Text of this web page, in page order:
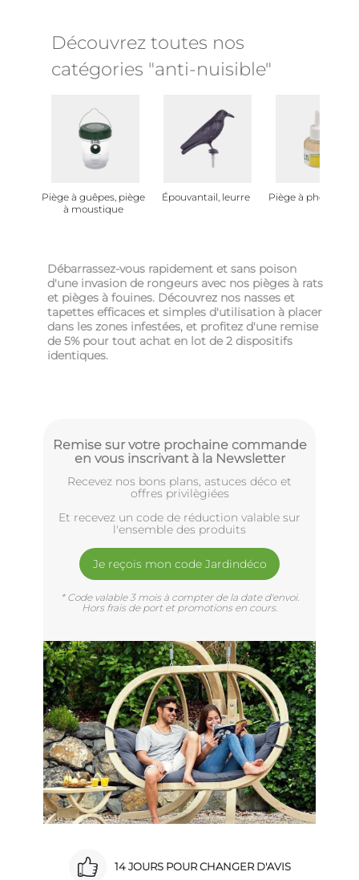
Découvrez toutes nos
catégories "anti-nuisible"
Piège à guêpes, piège
à moustique
Épouvantail, leurre Piège à
Débarrassez-vous rapidement et sans poison
d'une invasion de rongeurs avec nos pièges à rats
et pièges à fouines. Découvrez nos nasses et
tapettes efficaces et simples d'utilisation à placer
dans les zones infestées, et profitez d'une remise
de 5% pour tout achat en lot de 2 dispositifs
identiques.
Remise sur votre prochaine commande
en vous inscrivant à la Newsletter
Recevez nos bons plans, astuces déco et
offres privilègiées
Et recevez un code de réduction valable sur
l'ensemble des produits
Je reçois mon code Jardindéco
* Code valable 3 mois à compter de la date d'envoi.
Hors frais de port et promotions en cours.
14 JOURS POUR CHANGER D'AVIS